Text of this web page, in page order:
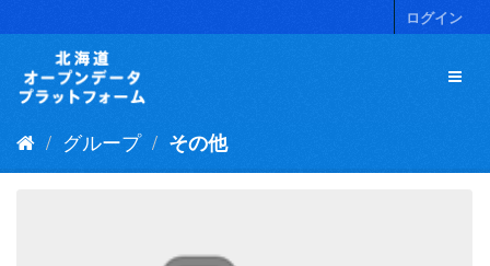
キ
ログイン
グループ その他